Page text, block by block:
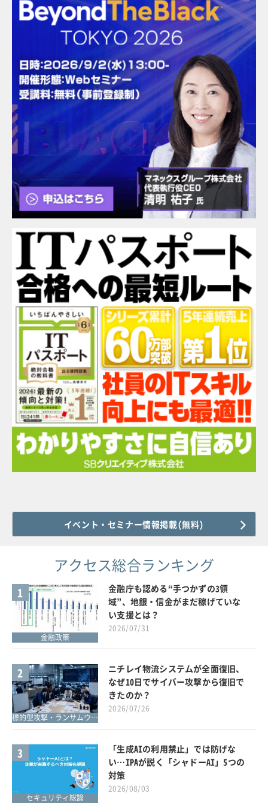
イベント・セミナー情報掲載(無料)
アクセス総合ランキング
1
金融政策
金融庁も認める“手つかずの3領
域”、地銀・信金がまだ稼げていな
い支援とは？
2026/07/31
2
標的型攻撃・ランサムウェア対策
ニチレイ物流システムが全面復旧、
なぜ10日でサイバー攻撃から復旧で
きたのか？
2026/07/26
3
セキュリティ総論
「生成AIの利用禁止」では防げな
い…IPAが説く「シャドーAI」5つの
対策
2026/08/03